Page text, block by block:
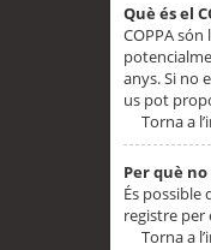
Què és el
COPPA
anys. Si no
us pot
Torna a
Per què
És
registre per
Torna a